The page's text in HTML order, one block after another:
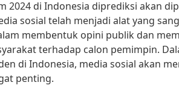
2024 di Indonesia diprediksi akan
sosial telah menjadi alat yang
membentuk opini publik dan
terhadap calon pemimpin.
di Indonesia, media sosial akan
penting.